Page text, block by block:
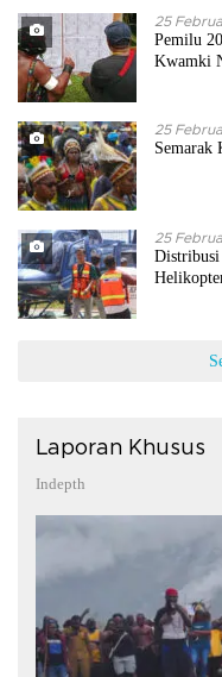
25
Pemilu
Kwamki
25
Semarak
25
Laporan Khusus
Indepth